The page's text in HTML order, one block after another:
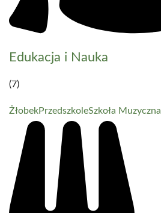
Edukacja i Nauka
(7)
ŻłobekPrzedszkoleSzkoła Muzyczna